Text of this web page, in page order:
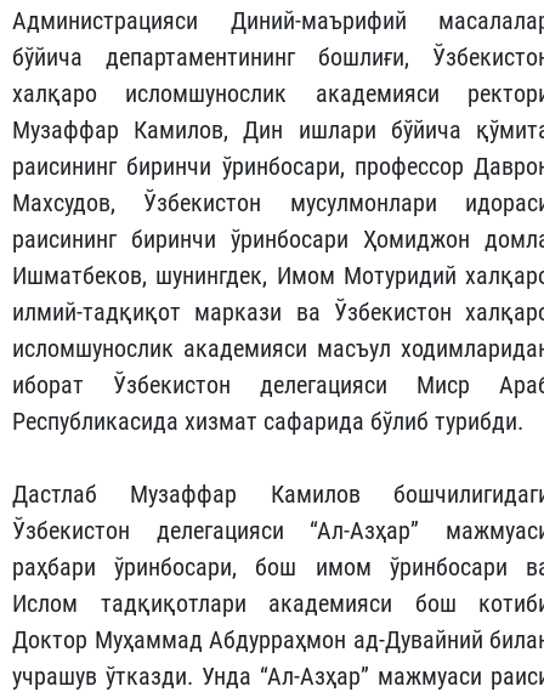
Администрацияси Диний-маърифий
бўйича департаментининг бошлиғи,
халқаро исломшунослик академияси
Музаффар Камилов, Дин ишлари бўйича
раисининг биринчи ўринбосари, профессор
Махсудов, Ўзбекистон мусулмонлари
раисининг биринчи ўринбосари Ҳомиджон
Ишматбеков, шунингдек, Имом Мотуридий
илмий-тадқиқот маркази ва Ўзбекистон
исломшунослик академияси масъул
иборат Ўзбекистон делегацияси Миср
Республикасида хизмат сафарида бўлиб турибди.
Дастлаб Музаффар Камилов
Ўзбекистон делегацияси “Ал-Азҳар”
раҳбари ўринбосари, бош имом ўринбосари
Ислом тадқиқотлари академияси бош
Доктор Муҳаммад Абдурраҳмон ад-Дувайний
учрашув ўтказди. Унда “Ал-Азҳар” мажмуаси